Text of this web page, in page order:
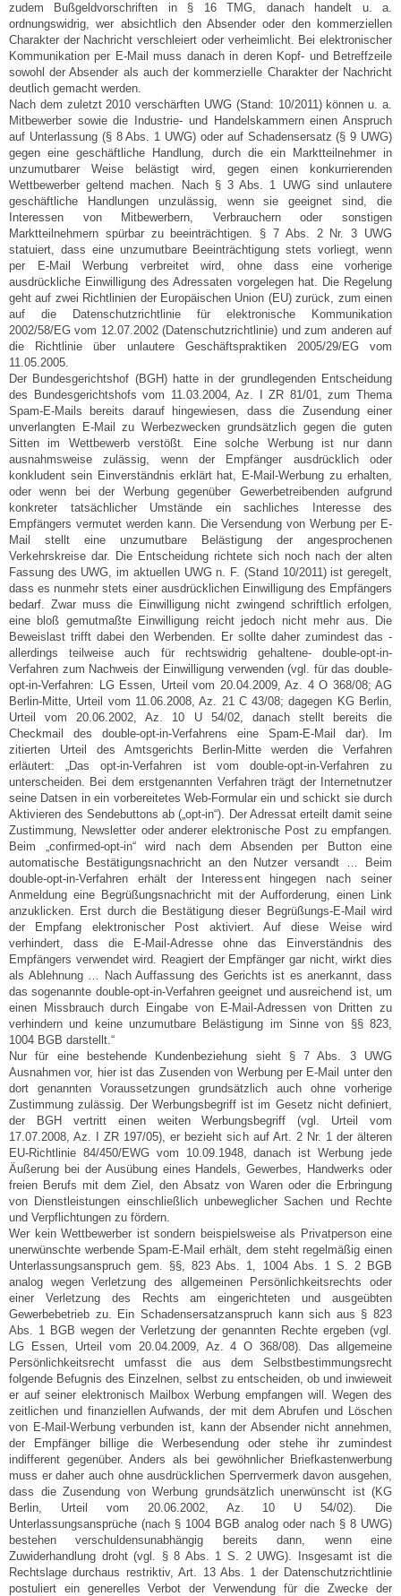
zudem Bußgeldvorschriften in § 16 TMG, danach handelt u. a.
ordnungswidrig, wer absichtlich den Absender oder den kommerziellen
Charakter der Nachricht verschleiert oder verheimlicht. Bei elektronischer
Kommunikation per E-Mail muss danach in deren Kopf- und Betreffzeile
sowohl der Absender als auch der kommerzielle Charakter der Nachricht
deutlich gemacht werden.
Nach dem zuletzt 2010 verschärften UWG (Stand: 10/2011) können u. a.
Mitbewerber sowie die Industrie- und Handelskammern einen Anspruch
auf Unterlassung (§ 8 Abs. 1 UWG) oder auf Schadensersatz (§ 9 UWG)
gegen eine geschäftliche Handlung, durch die ein Marktteilnehmer in
unzumutbarer Weise belästigt wird, gegen einen konkurrierenden
Wettbewerber geltend machen. Nach § 3 Abs. 1 UWG sind unlautere
geschäftliche Handlungen unzulässig, wenn sie geeignet sind, die
Interessen von Mitbewerbern, Verbrauchern oder sonstigen
Marktteilnehmern spürbar zu beeinträchtigen. § 7 Abs. 2 Nr. 3 UWG
statuiert, dass eine unzumutbare Beeinträchtigung stets vorliegt, wenn
per E-Mail Werbung verbreitet wird, ohne dass eine vorherige
ausdrückliche Einwilligung des Adressaten vorgelegen hat. Die Regelung
geht auf zwei Richtlinien der Europäischen Union (EU) zurück, zum einen
auf die Datenschutzrichtlinie für elektronische Kommunikation
2002/58/EG vom 12.07.2002 (Datenschutzrichtlinie) und zum anderen auf
die Richtlinie über unlautere Geschäftspraktiken 2005/29/EG vom
11.05.2005.
Der Bundesgerichtshof (BGH) hatte in der grundlegenden Entscheidung
des Bundesgerichtshofs vom 11.03.2004, Az. I ZR 81/01, zum Thema
Spam-E-Mails bereits darauf hingewiesen, dass die Zusendung einer
unverlangten E-Mail zu Werbezwecken grundsätzlich gegen die guten
Sitten im Wettbewerb verstößt. Eine solche Werbung ist nur dann
ausnahmsweise zulässig, wenn der Empfänger ausdrücklich oder
konkludent sein Einverständnis erklärt hat, E-Mail-Werbung zu erhalten,
oder wenn bei der Werbung gegenüber Gewerbetreibenden aufgrund
konkreter tatsächlicher Umstände ein sachliches Interesse des
Empfängers vermutet werden kann. Die Versendung von Werbung per E-
Mail stellt eine unzumutbare Belästigung der angesprochenen
Verkehrskreise dar. Die Entscheidung richtete sich noch nach der alten
Fassung des UWG, im aktuellen UWG n. F. (Stand 10/2011) ist geregelt,
dass es nunmehr stets einer ausdrücklichen Einwilligung des Empfängers
bedarf. Zwar muss die Einwilligung nicht zwingend schriftlich erfolgen,
eine bloß gemutmaßte Einwilligung reicht jedoch nicht mehr aus. Die
Beweislast trifft dabei den Werbenden. Er sollte daher zumindest das -
allerdings teilweise auch für rechtswidrig gehaltene- double-opt-in-
Verfahren zum Nachweis der Einwilligung verwenden (vgl. für das double-
opt-in-Verfahren: LG Essen, Urteil vom 20.04.2009, Az. 4 O 368/08; AG
Berlin-Mitte, Urteil vom 11.06.2008, Az. 21 C 43/08; dagegen KG Berlin,
Urteil vom 20.06.2002, Az. 10 U 54/02, danach stellt bereits die
Checkmail des double-opt-in-Verfahrens eine Spam-E-Mail dar). Im
zitierten Urteil des Amtsgerichts Berlin-Mitte werden die Verfahren
erläutert: „Das opt-in-Verfahren ist vom double-opt-in-Verfahren zu
unterscheiden. Bei dem erstgenannten Verfahren trägt der Internetnutzer
seine Datsen in ein vorbereitetes Web-Formular ein und schickt sie durch
Aktivieren des Sendebuttons ab („opt-in“). Der Adressat erteilt damit seine
Zustimmung, Newsletter oder anderer elektronische Post zu empfangen.
Beim „confirmed-opt-in“ wird nach dem Absenden per Button eine
automatische Bestätigungsnachricht an den Nutzer versandt … Beim
double-opt-in-Verfahren erhält der Interessent hingegen nach seiner
Anmeldung eine Begrüßungsnachricht mit der Aufforderung, einen Link
anzuklicken. Erst durch die Bestätigung dieser Begrüßungs-E-Mail wird
der Empfang elektronischer Post aktiviert. Auf diese Weise wird
verhindert, dass die E-Mail-Adresse ohne das Einverständnis des
Empfängers verwendet wird. Reagiert der Empfänger gar nicht, wirkt dies
als Ablehnung … Nach Auffassung des Gerichts ist es anerkannt, dass
das sogenannte double-opt-in-Verfahren geeignet und ausreichend ist, um
einen Missbrauch durch Eingabe von E-Mail-Adressen von Dritten zu
verhindern und keine unzumutbare Belästigung im Sinne von §§ 823,
1004 BGB darstellt.“
Nur für eine bestehende Kundenbeziehung sieht § 7 Abs. 3 UWG
Ausnahmen vor, hier ist das Zusenden von Werbung per E-Mail unter den
dort genannten Voraussetzungen grundsätzlich auch ohne vorherige
Zustimmung zulässig. Der Werbungsbegriff ist im Gesetz nicht definiert,
der BGH vertritt einen weiten Werbungsbegriff (vgl. Urteil vom
17.07.2008, Az. I ZR 197/05), er bezieht sich auf Art. 2 Nr. 1 der älteren
EU-Richtlinie 84/450/EWG vom 10.09.1948, danach ist Werbung jede
Äußerung bei der Ausübung eines Handels, Gewerbes, Handwerks oder
freien Berufs mit dem Ziel, den Absatz von Waren oder die Erbringung
von Dienstleistungen einschließlich unbeweglicher Sachen und Rechte
und Verpflichtungen zu fördern.
Wer kein Wettbewerber ist sondern beispielsweise als Privatperson eine
unerwünschte werbende Spam-E-Mail erhält, dem steht regelmäßig einen
Unterlassungsanspruch gem. §§, 823 Abs. 1, 1004 Abs. 1 S. 2 BGB
analog wegen Verletzung des allgemeinen Persönlichkeitsrechts oder
einer Verletzung des Rechts am eingerichteten und ausgeübten
Gewerbebetrieb zu. Ein Schadensersatzanspruch kann sich aus § 823
Abs. 1 BGB wegen der Verletzung der genannten Rechte ergeben (vgl.
LG Essen, Urteil vom 20.04.2009, Az. 4 O 368/08). Das allgemeine
Persönlichkeitsrecht umfasst die aus dem Selbstbestimmungsrecht
folgende Befugnis des Einzelnen, selbst zu entscheiden, ob und inwieweit
er auf seiner elektronisch Mailbox Werbung empfangen will. Wegen des
zeitlichen und finanziellen Aufwands, der mit dem Abrufen und Löschen
von E-Mail-Werbung verbunden ist, kann der Absender nicht annehmen,
der Empfänger billige die Werbesendung oder stehe ihr zumindest
indifferent gegenüber. Anders als bei gewöhnlicher Briefkastenwerbung
muss er daher auch ohne ausdrücklichen Sperrvermerk davon ausgehen,
dass die Zusendung von Werbung grundsätzlich unerwünscht ist (KG
Berlin, Urteil vom 20.06.2002, Az. 10 U 54/02). Die
Unterlassungsansprüche (nach § 1004 BGB analog oder nach § 8 UWG)
bestehen verschuldensunabhängig bereits dann, wenn eine
Zuwiderhandlung droht (vgl. § 8 Abs. 1 S. 2 UWG). Insgesamt ist die
Rechtslage durchaus restriktiv, Art. 13 Abs. 1 der Datenschutzrichtlinie
postuliert ein generelles Verbot der Verwendung für die Zwecke der